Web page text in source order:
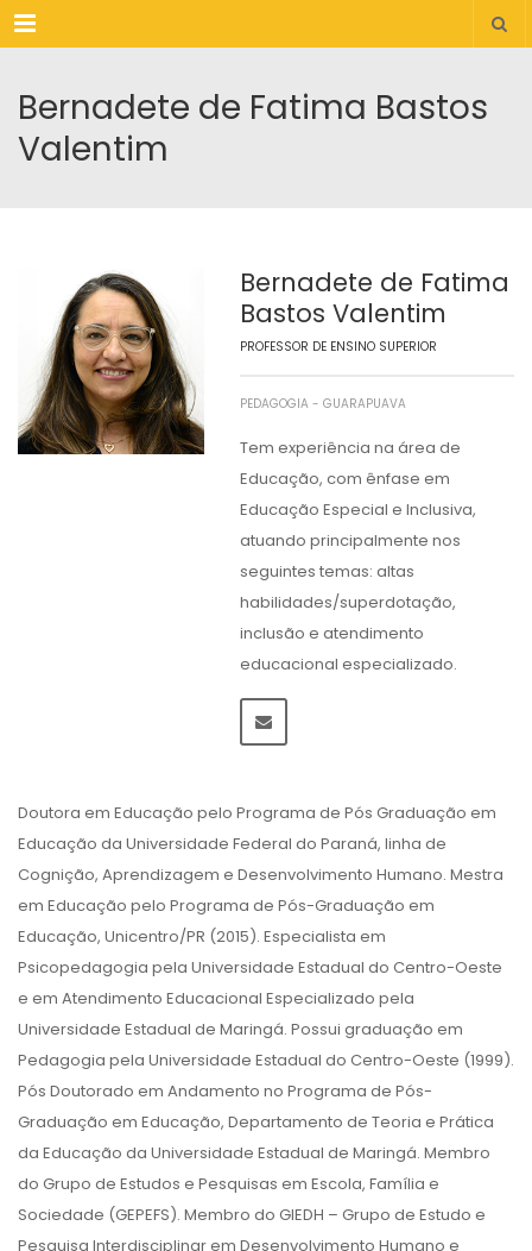
Menu
Bernadete de Fatima Bastos
Valentim
Bernadete de Fatima
Bastos Valentim
PROFESSOR DE ENSINO SUPERIOR
PEDAGOGIA - GUARAPUAVA
Tem experiência na área de
Educação, com ênfase em
Educação Especial e Inclusiva,
atuando principalmente nos
seguintes temas: altas
habilidades/superdotação,
inclusão e atendimento
educacional especializado.
Doutora em Educação pelo Programa de Pós Graduação em
Educação da Universidade Federal do Paraná, linha de
Cognição, Aprendizagem e Desenvolvimento Humano. Mestra
em Educação pelo Programa de Pós-Graduação em
Educação, Unicentro/PR (2015). Especialista em
Psicopedagogia pela Universidade Estadual do Centro-Oeste
e em Atendimento Educacional Especializado pela
Universidade Estadual de Maringá. Possui graduação em
Pedagogia pela Universidade Estadual do Centro-Oeste (1999).
Pós Doutorado em Andamento no Programa de Pós-
Graduação em Educação, Departamento de Teoria e Prática
da Educação da Universidade Estadual de Maringá. Membro
do Grupo de Estudos e Pesquisas em Escola, Família e
Sociedade (GEPEFS). Membro do GIEDH – Grupo de Estudo e
Pesquisa Interdisciplinar em Desenvolvimento Humano e